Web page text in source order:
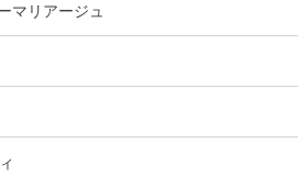
マリアージュ